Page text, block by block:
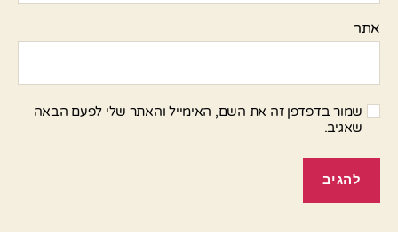
אתר
שמור בדפדפן זה את השם, האימייל והאתר שלי לפעם הבאה
שאגיב.